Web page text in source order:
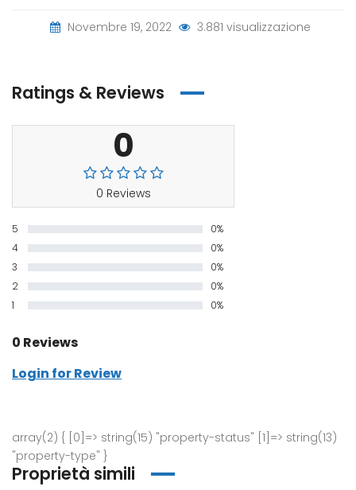
Novembre 19, 2022 3.881 visualizzazione
Ratings & Reviews
0
0 Reviews
5
0%
4
0%
3
0%
2
0%
1
0%
0 Reviews
Login for Review
array(2) { [0]=> string(15) "property-status" [1]=> string(13)
"property-type" }
Proprietà simili